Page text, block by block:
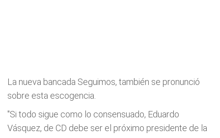
La nueva bancada Seguimos, también se pronunció
sobre esta escogencia.
"Si todo sigue como lo consensuado, Eduardo
Vásquez, de CD debe ser el próximo presidente de la